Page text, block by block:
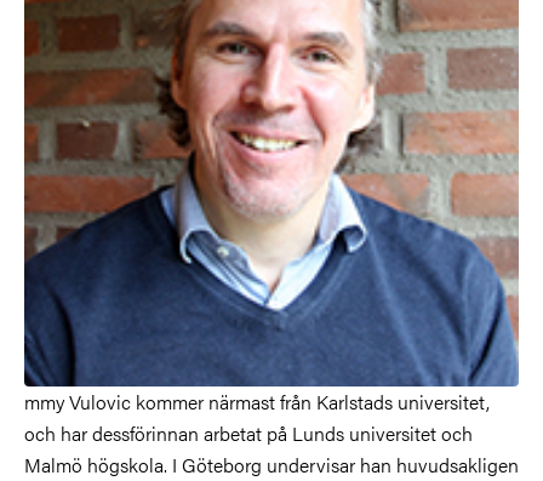
mmy Vulovic kommer närmast från Karlstads universitet,
och har dessförinnan arbetat på Lunds universitet och
Malmö högskola. I Göteborg undervisar han huvudsakligen